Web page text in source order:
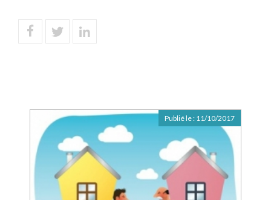
Publié le : 11/10/2017